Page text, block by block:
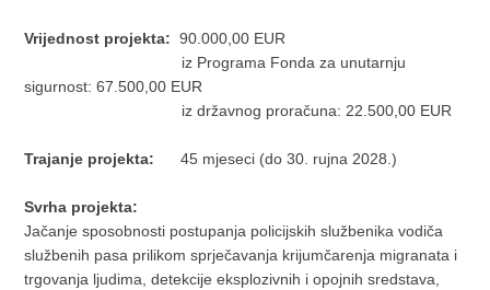
Vrijednost projekta: 90.000,00 EUR
iz Programa Fonda za unutarnju
sigurnost: 67.500,00 EUR
iz državnog proračuna: 22.500,00 EUR
Trajanje projekta: 45 mjeseci (do 30. rujna 2028.)
Svrha projekta:
Jačanje sposobnosti postupanja policijskih službenika vodiča
službenih pasa prilikom sprječavanja krijumčarenja migranata i
trgovanja ljudima, detekcije eksplozivnih i opojnih sredstava,